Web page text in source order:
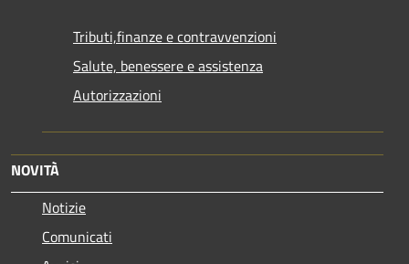
Tributi,finanze e contravvenzioni
Salute, benessere e assistenza
Autorizzazioni
NOVITÀ
Notizie
Comunicati